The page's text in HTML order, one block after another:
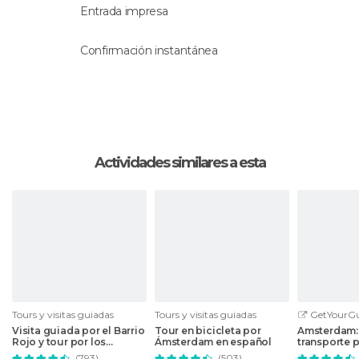
Entrada impresa
Confirmación instantánea
Actividades similares a esta
Tours y visitas guiadas
Visita guiada por el Barrio
Rojo y tour por los
canales
Tours y visitas guiadas
Tour en bicicleta por
Ámsterdam en español
transporte